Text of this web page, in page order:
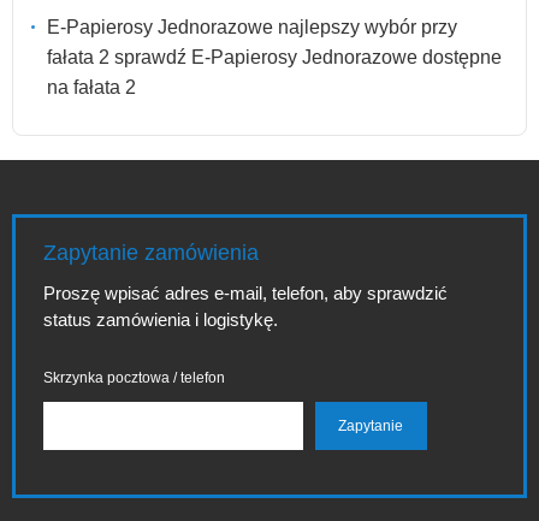
E-Papierosy Jednorazowe najlepszy wybór przy
fałata 2 sprawdź E-Papierosy Jednorazowe dostępne
na fałata 2
Zapytanie zamówienia
Proszę wpisać adres e-mail, telefon, aby sprawdzić
status zamówienia i logistykę.
Skrzynka pocztowa / telefon